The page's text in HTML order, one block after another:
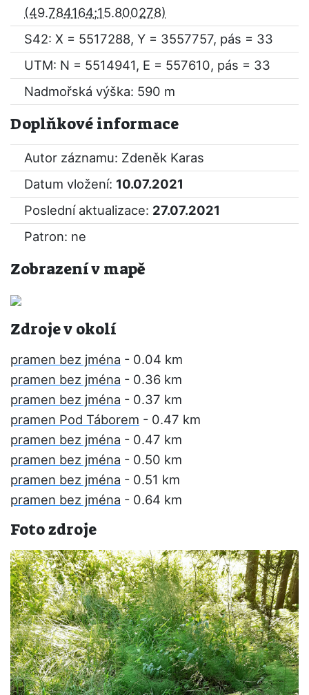
S42: X = 5517288, Y = 3557757, pás = 33
UTM: N = 5514941, E = 557610, pás = 33
Nadmořská výška: 590 m
Doplňkové informace
Autor záznamu: Zdeněk Karas
Datum vložení: 10.07.2021
Poslední aktualizace: 27.07.2021
Patron: ne
Zobrazení v mapě
Zdroje v okolí
pramen bez jména - 0.04 km
pramen bez jména - 0.36 km
pramen bez jména - 0.37 km
pramen Pod Táborem - 0.47 km
pramen bez jména - 0.47 km
pramen bez jména - 0.50 km
pramen bez jména - 0.51 km
pramen bez jména - 0.64 km
Foto zdroje